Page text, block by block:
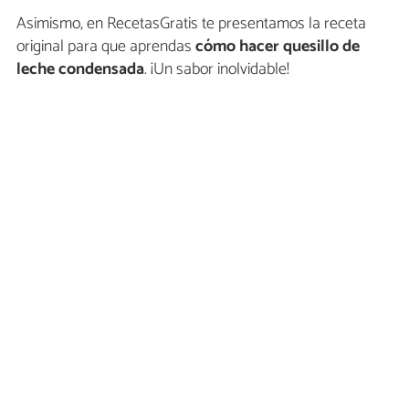
Asimismo, en RecetasGratis te presentamos la receta
original para que aprendascómo hacerquesillo de
leche condensada. ¡Un sabor inolvidable!